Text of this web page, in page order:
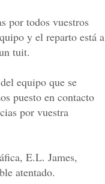
por todos vuestros
y el reparto está a
tuit.
equipo que se
puesto en contacto
por vuestra
E.L. James,
atentado.